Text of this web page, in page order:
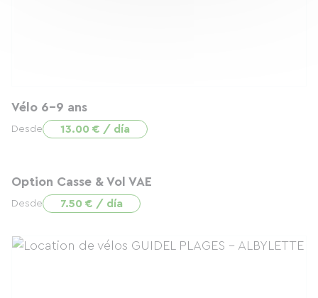
Vélo 6-9 ans
Desde 13.00 € / día
Option Casse & Vol VAE
Desde 7.50 € / día